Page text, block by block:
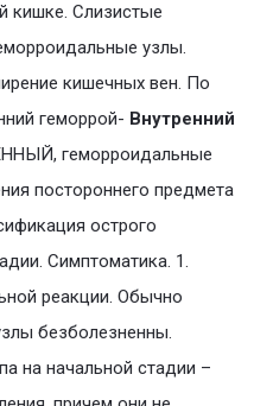
кишке. Слизистые
узлы.
кишечных вен. По
геморрой- Внутренний
геморроидальные
постороннего предмета
острого
Симптоматика. 1.
реакции. Обычно
безболезненны.
на начальной стадии –